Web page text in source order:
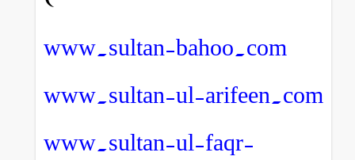
www.sultan-bahoo.com
www.sultan-ul-arifeen.com
www.sultan-ul-faqr-